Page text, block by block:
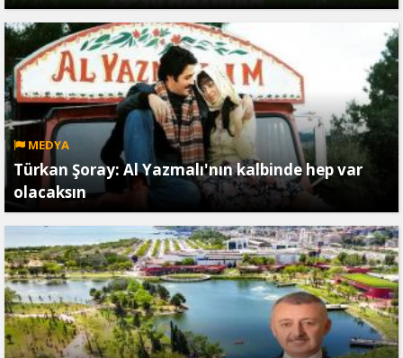
MEDYA
Türkan Şoray: Al Yazmalı'nın kalbinde hep var
olacaksın